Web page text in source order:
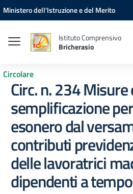
Vai ai contenuti
Vai al menu di navigazione
Vai al footer
Ministero dell'Istruzione e del Merito
Istituto Comprensivo
Bricherasio
Circolare
Circ. n. 234 Misure
semplificazione
esonero dal
contributi
delle lavoratrici
dipendenti a